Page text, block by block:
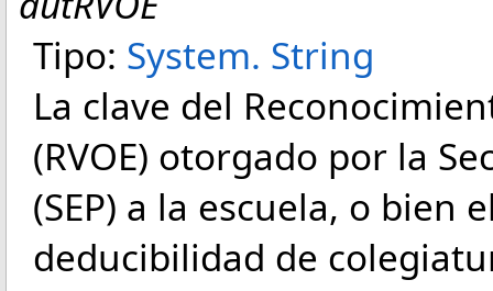
Tipo: System. String
La clave del
(RVOE) otorgado por la
(SEP) a la escuela, o bien
deducibilidad de